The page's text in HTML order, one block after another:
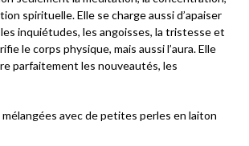
spirituelle. Elle se charge aussi d’apaiser
les inquiétudes, les angoisses, la tristesse et
le corps physique, mais aussi l’aura. Elle
parfaitement les nouveautés, les
avec de petites perles en laiton